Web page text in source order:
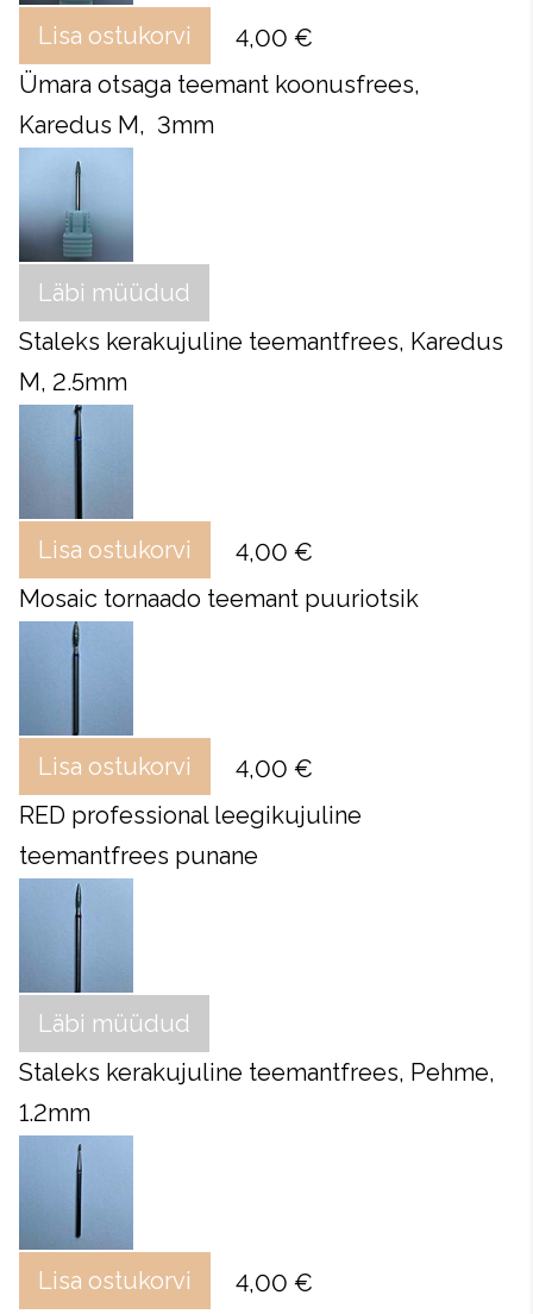
Lisa ostukorvi
4,00 €
Ümara otsaga teemant koonusfrees,
Karedus M, 3mm
Läbi müüdud
Staleks kerakujuline teemantfrees, Karedus
M, 2.5mm
Lisa ostukorvi
4,00 €
Mosaic tornaado teemant puuriotsik
Lisa ostukorvi
4,00 €
RED professional leegikujuline
teemantfrees punane
Läbi müüdud
Staleks kerakujuline teemantfrees, Pehme,
1.2mm
Lisa ostukorvi
4,00 €